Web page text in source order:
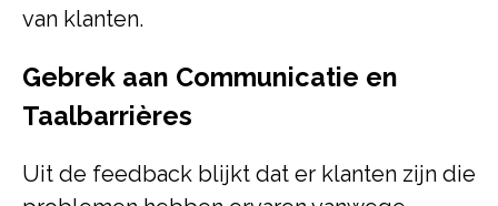
van klanten.
Gebrek aan Communicatie en
Taalbarrières
Uit de feedback blijkt dat er klanten zijn die